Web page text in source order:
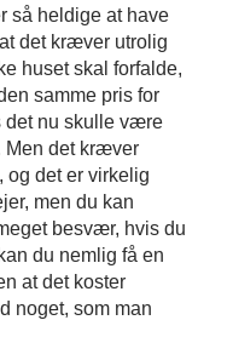
så heldige at have
det kræver utrolig
huset skal forfalde,
samme pris for
det nu skulle være
det kræver
og det er virkelig
men du kan
besvær, hvis du
du nemlig få en
at det koster
noget, som man